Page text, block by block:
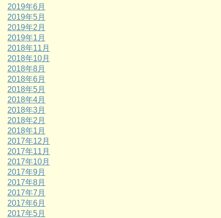
2019年6月
2019年5月
2019年2月
2019年1月
2018年11月
2018年10月
2018年8月
2018年6月
2018年5月
2018年4月
2018年3月
2018年2月
2018年1月
2017年12月
2017年11月
2017年10月
2017年9月
2017年8月
2017年7月
2017年6月
2017年5月